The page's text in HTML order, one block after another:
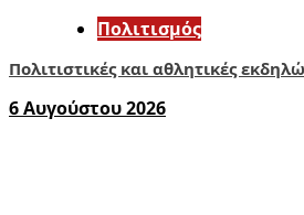
Πολιτισμός
Πολιτιστικές και αθλητικές
6 Αυγούστου 2026